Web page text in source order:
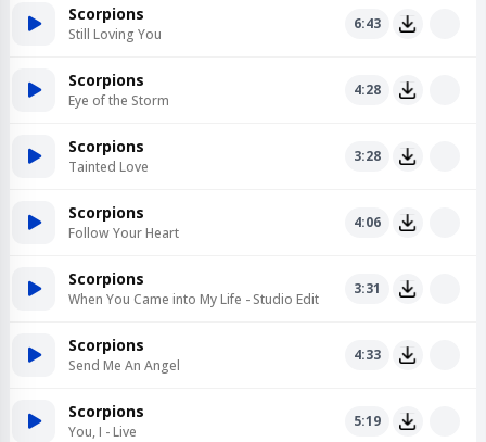
Scorpions
Still Loving You
6:43
Scorpions
Eye of the Storm
4:28
Scorpions
Tainted Love
3:28
Scorpions
Follow Your Heart
4:06
Scorpions
When You Came into My Life - Studio Edit
3:31
Scorpions
Send Me An Angel
4:33
Scorpions
You, I - Live
5:19